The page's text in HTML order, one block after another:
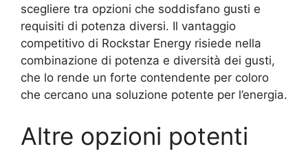
scegliere tra opzioni che soddisfano gusti e
requisiti di potenza diversi. Il vantaggio
competitivo di Rockstar Energy risiede nella
combinazione di potenza e diversità dei gusti,
che lo rende un forte contendente per coloro
che cercano una soluzione potente per l’energia.
Altre opzioni potenti